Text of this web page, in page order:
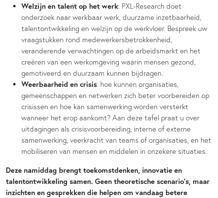
Welzijn en talent op het werk: PXL-Research doet
onderzoek naar werkbaar werk, duurzame inzetbaarheid,
talentontwikkeling en welzijn op de werkvloer. Bespreek uw
vraagstukken rond medewerkersbetrokkenheid,
veranderende verwachtingen op de arbeidsmarkt en het
creëren van een werkomgeving waarin mensen gezond,
gemotiveerd en duurzaam kunnen bijdragen.
Weerbaarheid en crisis: hoe kunnen organisaties,
gemeenschappen en netwerken zich beter voorbereiden op
crisissen en hoe kan samenwerking worden versterkt
wanneer het erop aankomt? Aan deze tafel praat u over
uitdagingen als crisisvoorbereiding, interne of externe
samenwerking, veerkracht van teams of organisaties, en het
mobiliseren van mensen en middelen in onzekere situaties.
Deze namiddag brengt toekomstdenken, innovatie en
talentontwikkeling samen. Geen theoretische scenario’s, maar
inzichten en gesprekken die helpen om vandaag betere